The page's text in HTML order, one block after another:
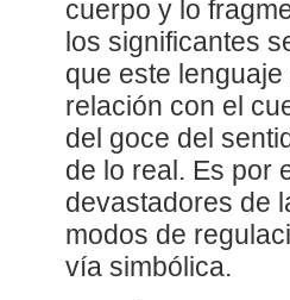
cuerpo y lo
los significantes
que este
relación con el
del goce del
de lo real. Es por
devastadores de
modos de
vía simbólica.